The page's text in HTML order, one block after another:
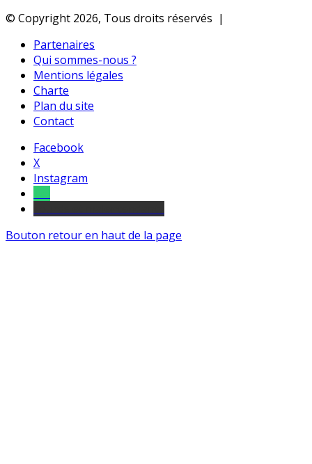
© Copyright 2026, Tous droits réservés |
Partenaires
Qui sommes-nous ?
Mentions légales
Charte
Plan du site
Contact
Facebook
X
Instagram
Bouton retour en haut de la page